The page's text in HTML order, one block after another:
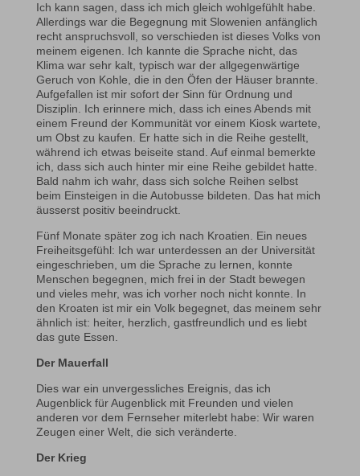
Ich kann sagen, dass ich mich gleich wohlgefühlt habe.
Allerdings war die Begegnung mit Slowenien anfänglich
recht anspruchsvoll, so verschieden ist dieses Volks von
meinem eigenen. Ich kannte die Sprache nicht, das
Klima war sehr kalt, typisch war der allgegenwärtige
Geruch von Kohle, die in den Öfen der Häuser brannte.
Aufgefallen ist mir sofort der Sinn für Ordnung und
Disziplin. Ich erinnere mich, dass ich eines Abends mit
einem Freund der Kommunität vor einem Kiosk wartete,
um Obst zu kaufen. Er hatte sich in die Reihe gestellt,
während ich etwas beiseite stand. Auf einmal bemerkte
ich, dass sich auch hinter mir eine Reihe gebildet hatte.
Bald nahm ich wahr, dass sich solche Reihen selbst
beim Einsteigen in die Autobusse bildeten. Das hat mich
äusserst positiv beeindruckt.
Fünf Monate später zog ich nach Kroatien. Ein neues
Freiheitsgefühl: Ich war unterdessen an der Universität
eingeschrieben, um die Sprache zu lernen, konnte
Menschen begegnen, mich frei in der Stadt bewegen
und vieles mehr, was ich vorher noch nicht konnte. In
den Kroaten ist mir ein Volk begegnet, das meinem sehr
ähnlich ist: heiter, herzlich, gastfreundlich und es liebt
das gute Essen.
Der Mauerfall
Dies war ein unvergessliches Ereignis, das ich
Augenblick für Augenblick mit Freunden und vielen
anderen vor dem Fernseher miterlebt habe: Wir waren
Zeugen einer Welt, die sich veränderte.
Der Krieg